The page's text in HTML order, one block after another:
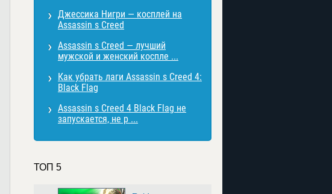
Джессика Нигри — косплей на
Assassin s Creed
Assassin s Creed — лучший
мужской и женский коспле ...
Как убрать лаги Assassin s Creed 4:
Black Flag
Assassin s Creed 4 Black Flag не
запускается, не р ...
ТОП 5